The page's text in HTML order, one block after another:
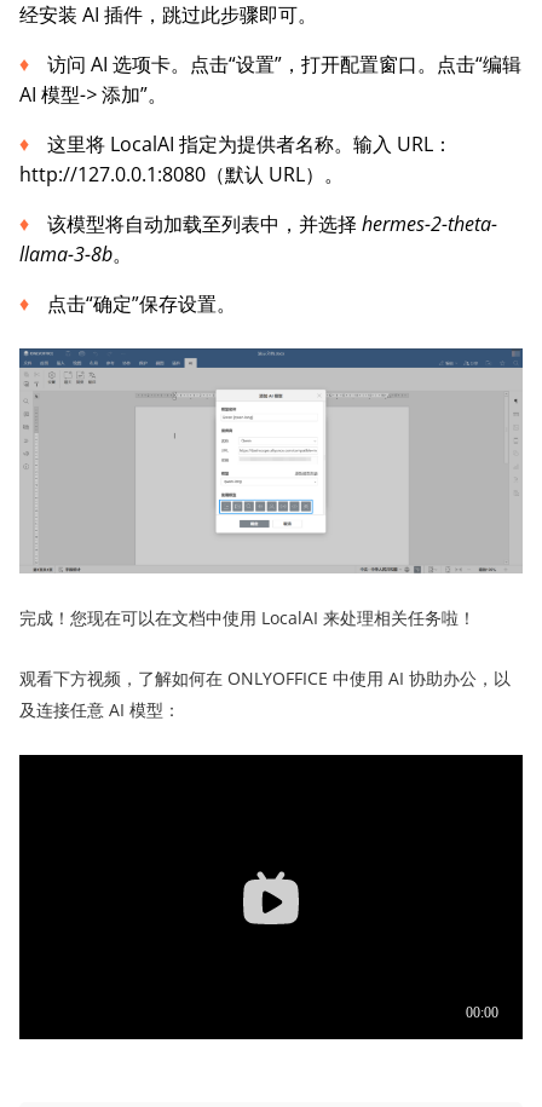
经安装 AI 插件，跳过此步骤即可。
访问 AI 选项卡。点击“设置”，打开配置窗口。点击“编辑
AI 模型->添加”。
这里将 LocalAI 指定为提供者名称。输入 URL：
http://127.0.0.1:8080（默认 URL）。
该模型将自动加载至列表中，并选择 hermes-2-theta-
llama-3-8b。
点击“确定”保存设置。
完成！您现在可以在文档中使用 LocalAI 来处理相关任务啦！
观看下方视频，了解如何在 ONLYOFFICE 中使用 AI 协助办公，以
及连接任意 AI 模型：